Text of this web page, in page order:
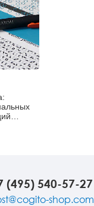
(495) 540-57-27
shop.com